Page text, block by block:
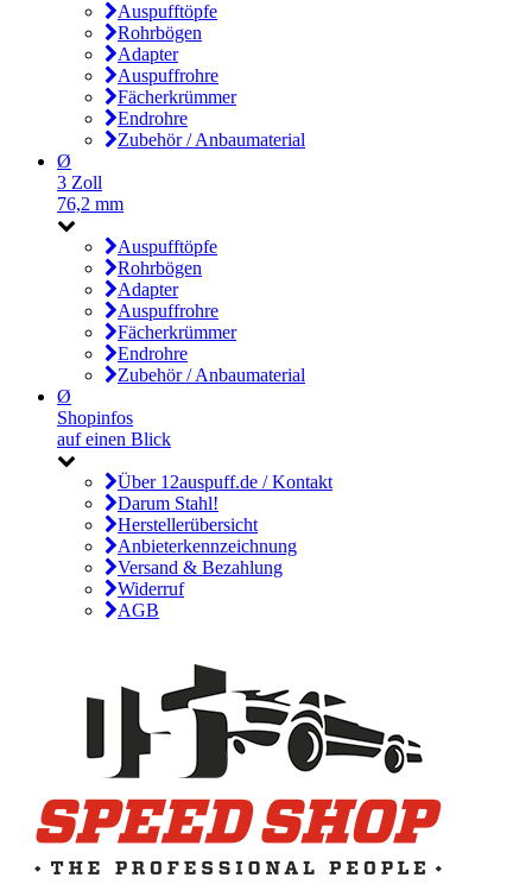
Auspufftöpfe
Rohrbögen
Adapter
Auspuffrohre
Fächerkrümmer
Endrohre
Zubehör / Anbaumaterial
Ø
3 Zoll
76,2 mm
Auspufftöpfe
Rohrbögen
Adapter
Auspuffrohre
Fächerkrümmer
Endrohre
Zubehör / Anbaumaterial
Ø
Shopinfos
auf einen Blick
Über 12auspuff.de / Kontakt
Darum Stahl!
Herstellerübersicht
Anbieterkennzeichnung
Versand & Bezahlung
Widerruf
AGB